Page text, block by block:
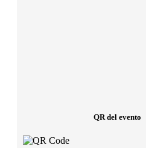
QR del evento